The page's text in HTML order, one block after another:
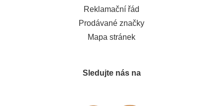
Reklamační řád
Prodávané značky
Mapa stránek
Sledujte nás na